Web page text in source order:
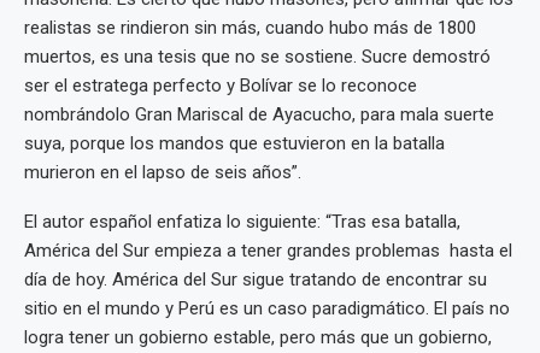
realistas se rindieron sin más, cuando hubo más de 1800
muertos, es una tesis que no se sostiene. Sucre demostró
ser el estratega perfecto y Bolívar se lo reconoce
nombrándolo Gran Mariscal de Ayacucho, para mala suerte
suya, porque los mandos que estuvieron en la batalla
murieron en el lapso de seis años”.
El autor español enfatiza lo siguiente: “Tras esa batalla,
América del Sur empieza a tener grandes problemas hasta el
día de hoy. América del Sur sigue tratando de encontrar su
sitio en el mundo y Perú es un caso paradigmático. El país no
logra tener un gobierno estable, pero más que un gobierno,